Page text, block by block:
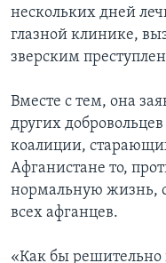
нескольких дней
глазной клинике,
зверским
Вместе с тем, она
других
коалиции,
Афганистане то,
нормальную жизнь,
всех афганцев.
«Как бы решительно